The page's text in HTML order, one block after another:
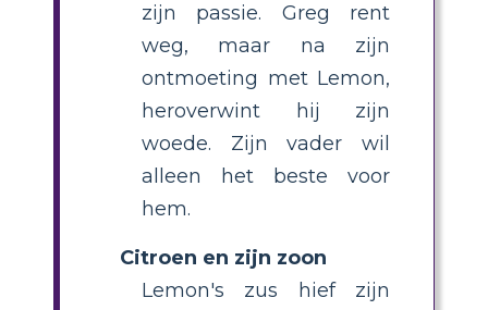
zijn passie. Greg rent
weg, maar na zijn
ontmoeting met Lemon,
heroverwint hij zijn
woede. Zijn vader wil
alleen het beste voor
hem.
Citroen en zijn zoon
Lemon's zus hief zijn